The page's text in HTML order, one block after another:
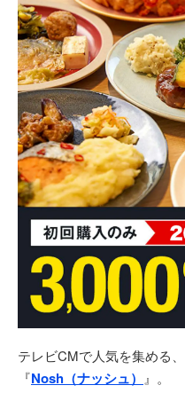
テレビCMで人気を集める
『Nosh（ナッシュ） 』。